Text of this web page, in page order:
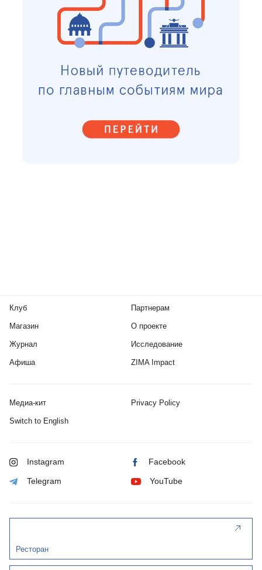
Клуб
Магазин
Журнал
Афиша
Партнерам
О проекте
Исследование
ZIMA Impact
Медиа-кит Privacy Policy
Switch to English
Instagram Facebook
Telegram YouTube
Ресторан